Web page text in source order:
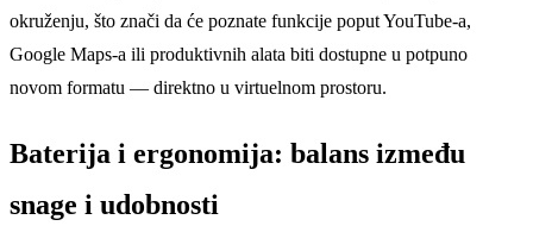
okruženju, što znači da će poznate funkcije poput YouTube-a,
Google Maps-a ili produktivnih alata biti dostupne u potpuno
novom formatu — direktno u virtuelnom prostoru.
Baterija i ergonomija: balans između
snage i udobnosti